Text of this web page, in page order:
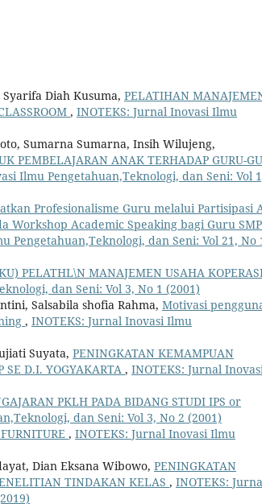
Diah Kusuma, PELATIHAN
, INOTEKS: Jurnal Inovasi Ilmu
Sumarna Sumarna, Insih Wilujeng,
PEMBELAJARAN ANAK TERHADAP GURU-
Ilmu Pengetahuan,Teknologi, dan Seni: Vol
Profesionalisme Guru melalui Partisipasi
Workshop Academic Speaking bagi Guru
Pengetahuan,Teknologi, dan Seni: Vol 21, No
PELATHL\N MANAJEMEN USAHA
dan Seni: Vol 3, No 1 (2001)
Salsabila shofia Rahma, Motivasi
, INOTEKS: Jurnal Inovasi Ilmu
Suyata, PENINGKATAN KEMAMPUAN
D.I. YOGYAKARTA , INOTEKS: Jurnal
PKLH PADA BIDANG STUDI IPS or
dan Seni: Vol 3, No 2 (2001)
, INOTEKS: Jurnal Inovasi Ilmu
Dian Eksana Wibowo, PENINGKATAN
TINDAKAN KELAS , INOTEKS: